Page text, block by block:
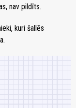
nav pildīts.
kuri šallēs